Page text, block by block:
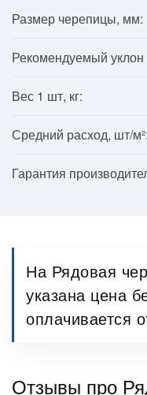
Размер черепицы, мм:
Рекомендуемый
Вес 1 шт, кг:
Средний расход, шт/м²:
Гарантия
На Рядовая
указана цена
оплачивается
Отзывы про